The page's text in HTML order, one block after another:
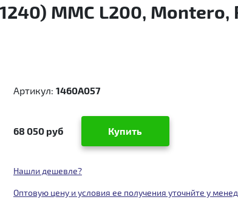
MMC L200, Montero,
Артикул: 1460A057
68 050 руб Купить
Нашли дешевле?
Оптовую цену и условия ее получения уточнйте у